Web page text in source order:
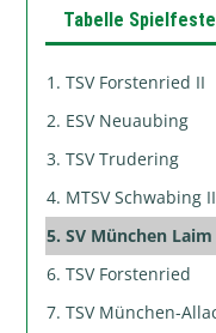
Tabelle Spielfeste
1. TSV Forstenried II
2. ESV Neuaubing
3. TSV Trudering
4. MTSV Schwabing II
5. SV München Laim
6. TSV Forstenried
7. TSV München-